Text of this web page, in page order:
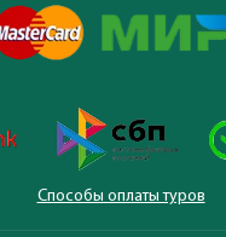
Способы оплаты туров